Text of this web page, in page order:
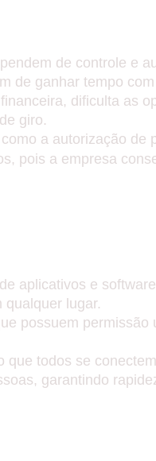
de controle e
de ganhar tempo
dificulta as
giro.
a autorização de
pois a empresa
aplicativos e
lugar.
possuem
todos se
garantindo